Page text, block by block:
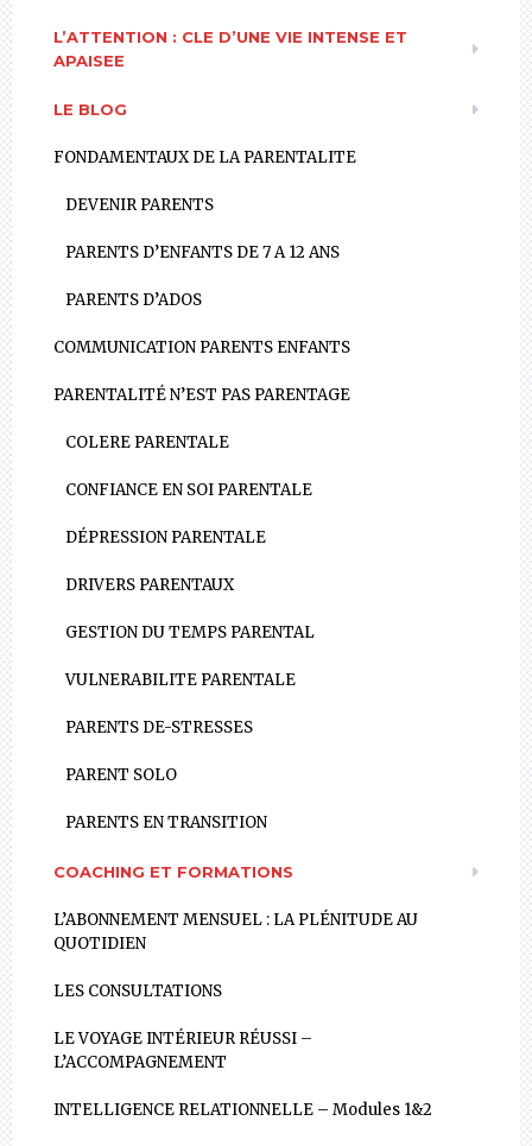
L’ATTENTION : CLE D’UNE VIE INTENSE ET
APAISEE
LE BLOG
FONDAMENTAUX DE LA PARENTALITE
DEVENIR PARENTS
PARENTS D’ENFANTS DE 7 A 12 ANS
PARENTS D’ADOS
COMMUNICATION PARENTS ENFANTS
PARENTALITÉ N’EST PAS PARENTAGE
COLERE PARENTALE
CONFIANCE EN SOI PARENTALE
DÉPRESSION PARENTALE
DRIVERS PARENTAUX
GESTION DU TEMPS PARENTAL
VULNERABILITE PARENTALE
PARENTS DE-STRESSES
PARENT SOLO
PARENTS EN TRANSITION
COACHING ET FORMATIONS
L’ABONNEMENT MENSUEL : LA PLÉNITUDE AU
QUOTIDIEN
LES CONSULTATIONS
LE VOYAGE INTÉRIEUR RÉUSSI –
L’ACCOMPAGNEMENT
INTELLIGENCE RELATIONNELLE – Modules 1&2